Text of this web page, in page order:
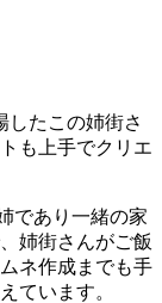
したこの姉街さ
も上手でクリエ
であり一緒の家
姉街さんがご飯
ネ作成までも手
ています。